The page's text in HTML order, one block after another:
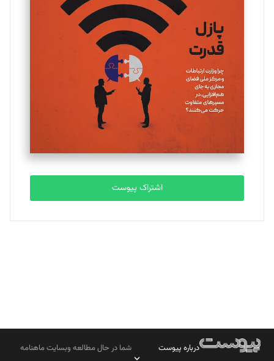
یسنا امان‌پور
تحریریه
ملینا جعفری
تحریریه
مصطفی مسجدی آرانی
تحریریه
بابک نقاش
تحریریه
اشتراک پیوست
درباره پیوست
شما در حال مطالعه وبسایت ماهنامه